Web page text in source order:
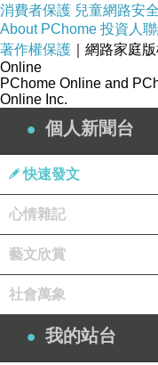
走過，所以我亦
賞花草。
抵達小風口後的
頭戲。九點半許
「流水」的序幕
騰」之音，在立
聆賞這兩首曲目
涓滴成流，匯聚
動、渾厚、有力
下，在這個群山
與聽眾的心跳相
定、專注的神情
消費者保護 兒童網路安全
About PChome 投資人
著作權保護 ｜網路家庭
Online
PChome Online and
Online Inc.
個人新聞台
快速發文
心情雜記
藝文欣賞
社會萬象
我的站台